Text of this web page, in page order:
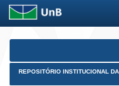
Skip
REPOSITÓRIO INSTITUCIONAL